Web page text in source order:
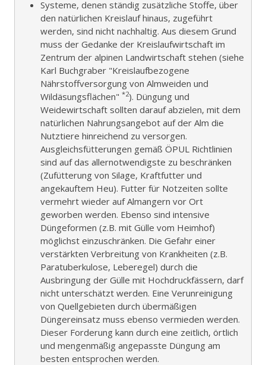
Systeme, denen ständig zusätzliche Stoffe, über
den natürlichen Kreislauf hinaus, zugeführt
werden, sind nicht nachhaltig. Aus diesem Grund
muss der Gedanke der Kreislaufwirtschaft im
Zentrum der alpinen Landwirtschaft stehen (siehe
Karl Buchgraber "Kreislaufbezogene
Nährstoffversorgung von Almweiden und
Wildäsungsflächen" *2). Düngung und
Weidewirtschaft sollten darauf abzielen, mit dem
natürlichen Nahrungsangebot auf der Alm die
Nutztiere hinreichend zu versorgen.
Ausgleichsfütterungen gemäß ÖPUL Richtlinien
sind auf das allernotwendigste zu beschränken
(Zufütterung von Silage, Kraftfutter und
angekauftem Heu). Futter für Notzeiten sollte
vermehrt wieder auf Almangern vor Ort
geworben werden. Ebenso sind intensive
Düngeformen (z.B. mit Gülle vom Heimhof)
möglichst einzuschränken. Die Gefahr einer
verstärkten Verbreitung von Krankheiten (z.B.
Paratuberkulose, Leberegel) durch die
Ausbringung der Gülle mit Hochdruckfässern, darf
nicht unterschätzt werden. Eine Verunreinigung
von Quellgebieten durch übermäßigen
Düngereinsatz muss ebenso vermieden werden.
Dieser Forderung kann durch eine zeitlich, örtlich
und mengenmäßig angepasste Düngung am
besten entsprochen werden.